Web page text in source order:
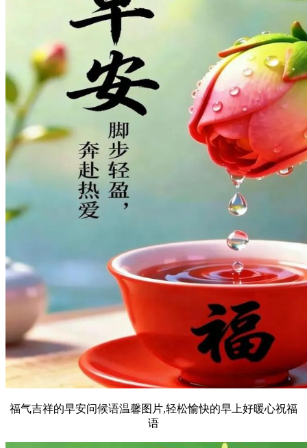
福气吉祥的早安问候语温馨图片,轻松愉快的早上好暖心祝福
语